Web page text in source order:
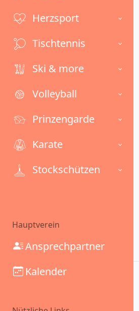
Herzsport
Tischtennis
Ski & more
Volleyball
Prinzengarde
Karate
Stockschützen
Hauptverein
Ansprechpartner
Kalender